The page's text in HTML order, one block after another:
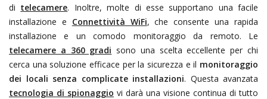
di telecamere. Inoltre, molte di esse supportano una facile
installazione e Connettività WiFi, che consente una rapida
installazione e un comodo monitoraggio da remoto. Le
telecamere a 360 gradi sono una scelta eccellente per chi
cerca una soluzione efficace per la sicurezza e il monitoraggio
dei locali senza complicate installazioni. Questa avanzata
tecnologia di spionaggio vi darà una visione continua di tutto